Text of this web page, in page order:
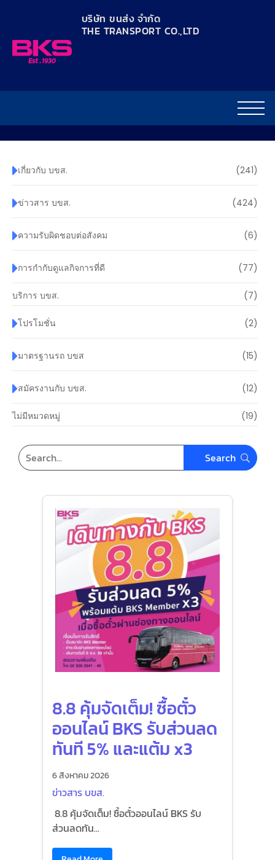
บริษัท ขนส่ง จำกัด
THE TRANSPORT CO.,LTD​
เกี่ยวกับ บขส. (241)
ข่าวสาร บขส. (424)
ความรับผิดชอบต่อสังคม (6)
การกำกับดูแลกิจการที่ดี (77)
บริการ บขส. (7)
โปรโมชั่น (2)
มาตรฐานรถ บขส (15)
สมัครงานกับ บขส. (12)
ไม่มีหมวดหมู่ (19)
8.8 คุ้มจัดเต็ม! ซื้อตั๋ว
ออนไลน์ BKS รับส่วนลด
ทันที 5% และแต้ม x3
6 สิงหาคม 2026
ข่าวสาร บขส.
8.8 คุ้มจัดเต็ม! ซื้อตั๋วออนไลน์ BKS รับ
ส่วนลดทัน...